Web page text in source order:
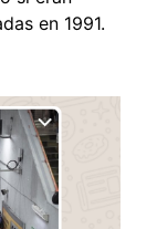
en 1991.